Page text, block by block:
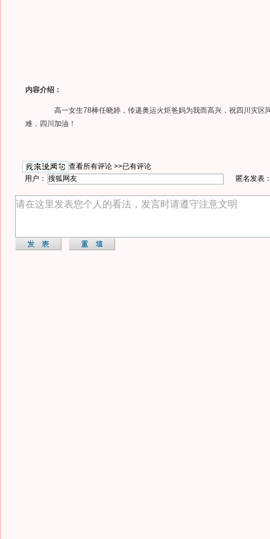
内容介绍：
高一女生78棒任晓婷，传递奥运火炬爸妈为我而高兴，祝四川灾区
难，四川加油！
查看所有评论 >>已有评论
用户：
匿名发表